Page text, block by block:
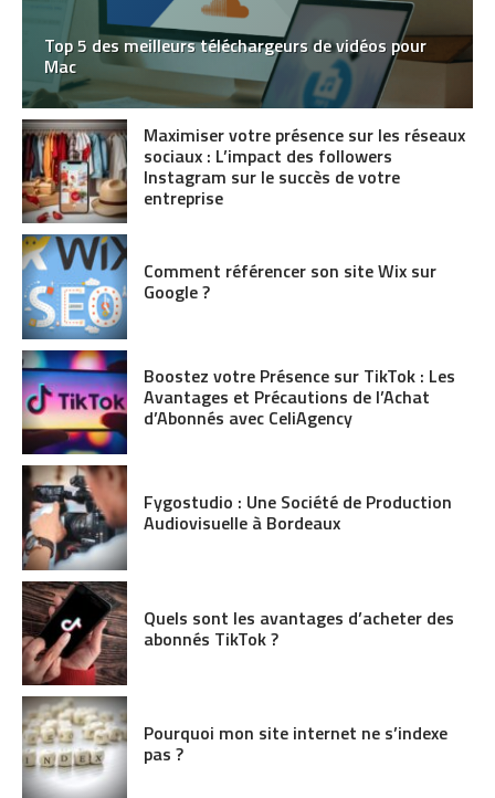
Top 5 des meilleurs téléchargeurs de vidéos pour
Mac
Maximiser votre présence sur les réseaux
sociaux : L’impact des followers
Instagram sur le succès de votre
entreprise
Comment référencer son site Wix sur
Google ?
Boostez votre Présence sur TikTok : Les
Avantages et Précautions de l’Achat
d’Abonnés avec CeliAgency
Fygostudio : Une Société de Production
Audiovisuelle à Bordeaux
Quels sont les avantages d’acheter des
abonnés TikTok ?
Pourquoi mon site internet ne s’indexe
pas ?